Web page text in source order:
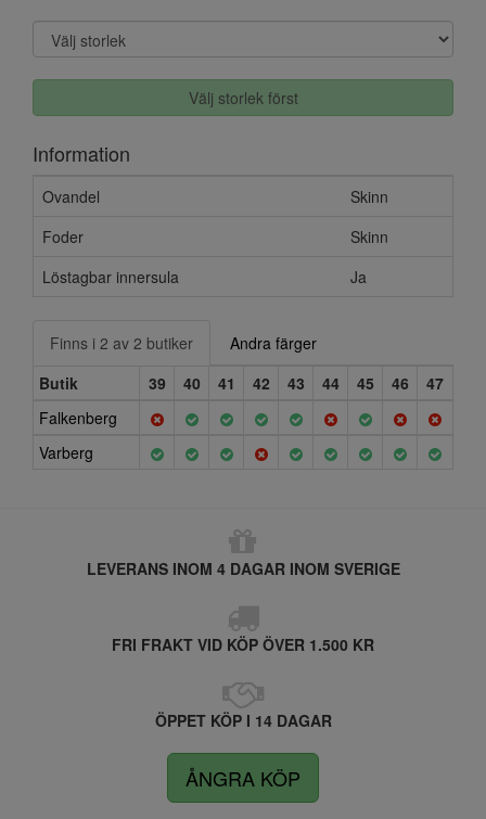
Välj storlek först
Information
Ovandel
Skinn
Foder
Skinn
Löstagbar innersula
Ja
Finns i 2 av 2 butiker
Andra färger
Butik
39 40 41 42 43 44 45 46
47
Falkenberg
Varberg
LEVERANS INOM 4 DAGAR INOM SVERIGE
FRI FRAKT VID KÖP ÖVER 1.500 KR
ÖPPET KÖP I 14 DAGAR
ÅNGRA KÖP